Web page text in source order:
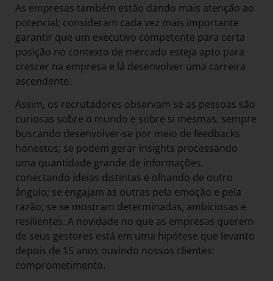
As empresas também estão dando mais atenção ao
potencial; consideram cada vez mais importante
garantir que um executivo competente para certa
posição no contexto de mercado esteja apto para
crescer na empresa e lá desenvolver uma carreira
ascendente.
Assim, os recrutadores observam se as pessoas são
curiosas sobre o mundo e sobre si mesmas, sempre
buscando desenvolver-se por meio de feedbacks
honestos; se podem gerar insights processando
uma quantidade grande de informações,
conectando ideias distintas e olhando de outro
ângulo; se engajam as outras pela emoção e pela
razão; se se mostram determinadas, ambiciosas e
resilientes. A novidade no que as empresas querem
de seus gestores está em uma hipótese que levanto
depois de 15 anos ouvindo nossos clientes:
comprometimento.